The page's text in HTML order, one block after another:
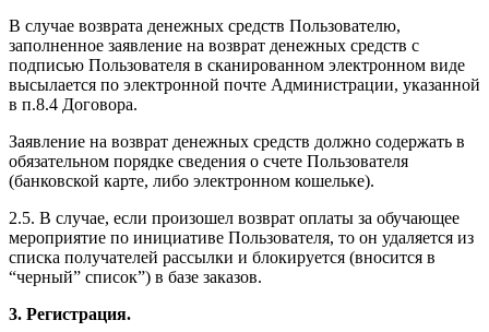
В случае возврата денежных средств Пользователю,
заполненное заявление на возврат денежных средств с
подписью Пользователя в сканированном электронном виде
высылается по электронной почте Администрации, указанной
в п.8.4 Договора.
Заявление на возврат денежных средств должно содержать в
обязательном порядке сведения о счете Пользователя
(банковской карте, либо электронном кошельке).
2.5. В случае, если произошел возврат оплаты за обучающее
мероприятие по инициативе Пользователя, то он удаляется из
списка получателей рассылки и блокируется (вносится в
“черный” список”) в базе заказов.
3. Регистрация.